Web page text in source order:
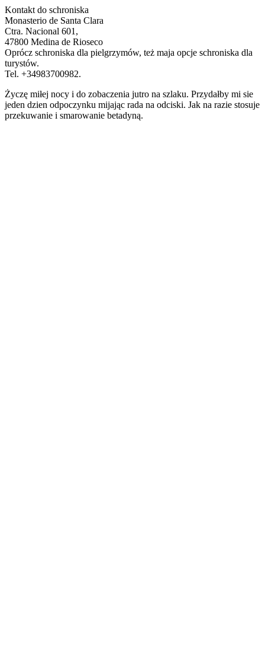
Kontakt do schroniska
Monasterio de Santa Clara
Ctra. Nacional 601,
47800 Medina de Rioseco
Oprócz schroniska dla pielgrzymów, też maja opcje schroniska dla
turystów.
Tel. +34983700982.
Życzę miłej nocy i do zobaczenia jutro na szlaku. Przydałby mi sie
jeden dzien odpoczynku mijając rada na odciski. Jak na razie stosuje
przekuwanie i smarowanie betadyną.